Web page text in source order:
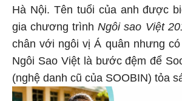
Hà Nội. Tên tuổi của anh được
gia chương trìnhNgôi sao Việt
chân với ngôi vị Á quân nhưng
Ngôi Sao Việt là bước đệm để
(nghệ danh cũ của SOOBIN) tỏa